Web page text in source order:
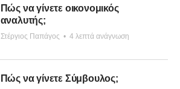
Πώς να γίνετε οικονομικός
αναλυτής;
Στέργιος Παπάγος • 4 λεπτά ανάγνωση
Πώς να γίνετε Σύμβουλος;